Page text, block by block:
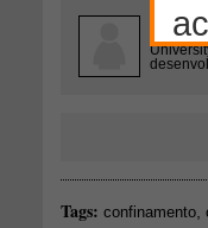
Tags: confinamento